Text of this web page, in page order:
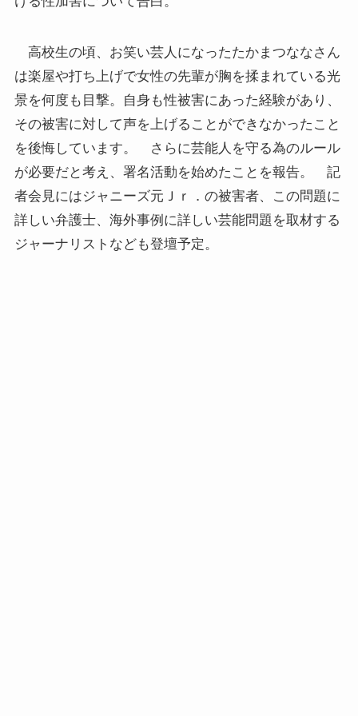
高校生の頃、お笑い芸人になったたかまつななさん
は楽屋や打ち上げで女性の先輩が胸を揉まれている光
景を何度も目撃。自身も性被害にあった経験があり、
その被害に対して声を上げることができなかったこと
を後悔しています。 さらに芸能人を守る為のルール
が必要だと考え、署名活動を始めたことを報告。 記
者会見にはジャニーズ元Ｊｒ．の被害者、この問題に
詳しい弁護士、海外事例に詳しい芸能問題を取材する
ジャーナリストなども登壇予定。